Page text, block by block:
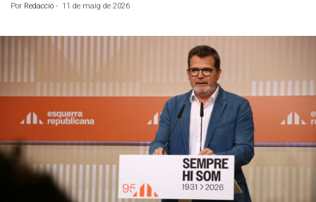
Por Redacció - 11 de maig de 2026